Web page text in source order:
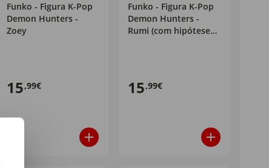
Funko - Figura K-Pop
Demon Hunters -
Zoey
15,99€
Funko - Figura K-Pop
Demon Hunters -
Rumi (com hipótese
15,99€